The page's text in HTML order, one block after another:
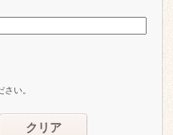
い。
クリア